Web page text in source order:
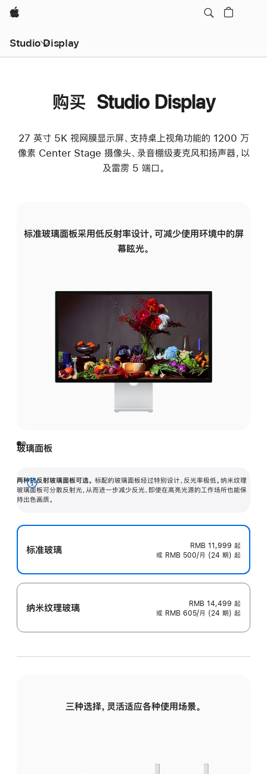
Apple
Studio Display
购买 Studio Display
27 英寸 5K 视网膜显示屏、支持桌上视角功能的 1200 万
像素 Center Stage 摄像头、录音棚级麦克风和扬声器，以
及雷雳 5 端口。
标准玻璃面板采用低反射率设计，可减少使用环境中的屏
幕眩光。
玻璃面板
两种抗反射玻璃面板可选。 标配的玻璃面板经过特别设计，反光率极低。纳米纹理
玻璃面板可分散反射光，从而进一步减少反光，即使在高亮光源的工作场所也能保
持出色画质。
展
开
标准玻璃 RMB 11,999 起
或 RMB 500/月 (24 期) 起
纳米纹理玻璃 RMB 14,499 起
或 RMB 605/月 (24 期) 起
三种选择，灵活适应各种使用场景。